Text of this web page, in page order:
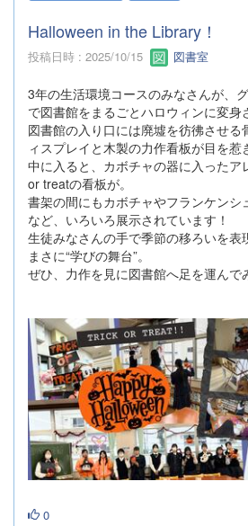
Halloween in the Library！
投稿日時 : 2025/10/15 図書室
3年の生活環境コースのみなさんが、
で図書館をまるごとハロウィンに変身
図書館の入り口には廃墟を彷彿させる
ィスプレイと木製の力作看板が目を惹
中に入ると、カボチャの器に入ったア
or treatの看板が。
書架の間にもカボチャやフランケンシ
など、いろいろ展示されています！
生徒みなさんの手で季節の移ろいを表
まさに“学びの舞台”。
ぜひ、力作を見に図書館へ足を運んで
0